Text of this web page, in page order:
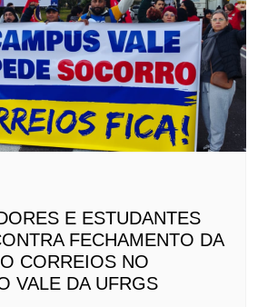
E ESTUDANTES
FECHAMENTO DA
CORREIOS NO
VALE DA UFRGS